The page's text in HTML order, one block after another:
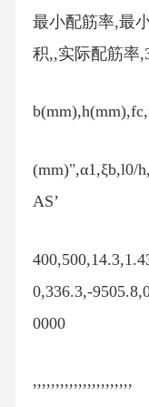
最小配筋率,最
积,,实际配筋率
(mm)",α1,ξb,l0/
AS’
0,336.3,-
0000
,,,,,,,,,,,,,,,,,,,,,,